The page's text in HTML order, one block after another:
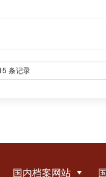
条记录
国内档案网站